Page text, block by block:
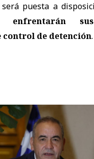
puesta a
enfrentarán
control de detención.